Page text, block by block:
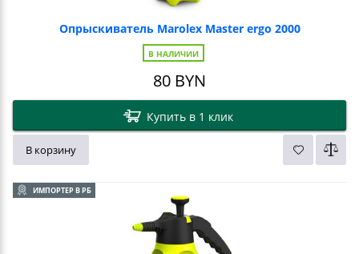
Опрыскиватель Marolex Master ergo 2000
В НАЛИЧИИ
80 BYN
Купить в 1 клик
В корзину
ИМПОРТЕР В РБ